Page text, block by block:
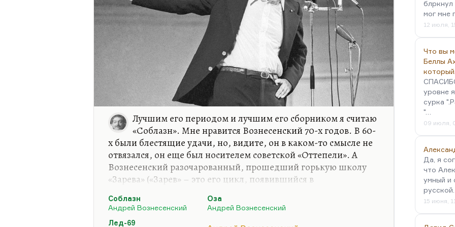
и почему были у него такие проблемы? Надо сказать, что, как
справедливо заметил Николай Алексеевич…
Лучшим его периодом и лучшим его сборником я считаю
«Соблазн». Мне нравится Вознесенский 70-х годов. В 60-
х были блестящие удачи, но, видите, он в каком-то смысле не
отвязался, он еще был носителем советской «Оттепели». А
Вознесенский разочарованный, прошедший горькую школу
«Зарева» («Зарев» – это его цикл, появившийся в
написал «Даму треф» и «Плач по двум нерожденным поэмам».
Можно сколько угодно ругать «Озу», но «Оза» – это поэма, а
Соблазн
Андрей Вознесенский
Оза
Андрей Вознесенский
Лед-69
блркнул
мог мне
12 июля,
Что вы
Беллы
уровне
сурка
"…
09 июля,
Да, я
что
умный и
русской…
15 июня,